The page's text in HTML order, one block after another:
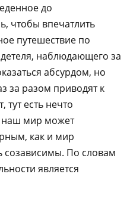
до
чтобы впечатлить
путешествие по
наблюдающего за
абсурдом, но
за разом приводят к
тут есть нечто
наш мир может
как и мир
созависимы. По словам
является